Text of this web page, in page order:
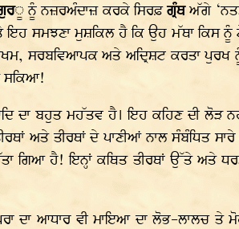
ੂ ਨੂੰ ਨਜ਼ਰਅੰਦਾਜ਼ ਕਰਕੇ ਸਿਰਫ਼ਗ੍ਰੰਥਅੱਗੇ
ਇਹ ਸਮਝਣਾ ਮੁਸ਼ਕਿਲ ਹੈ ਕਿ ਉਹ ਮੱਥਾ ਕਿਸ
ਸਰਬਵਿਆਪਕ ਅਤੇ ਅਦ੍ਰਿਸ਼ਟ ਕਰਤਾ ਪੁਰਖ
ਸਕਿਆ!
ਦਾ ਬਹੁਤ ਮਹੱਤਵ ਹੈ। ਇਹ ਕਹਿਣ ਦੀ ਲੋੜ
ਅਤੇ ਤੀਰਥਾਂ ਦੇ ਪਾਣੀਆਂ ਨਾਲ ਸੰਬੰਧਿਤ
ਗਿਆ ਹੈ! ਇਨ੍ਹਾਂ ਕਥਿਤ ਤੀਰਥਾਂ ਉੱਤੇ ਅਤੇ
ਦਾ ਆਧਾਰ ਵੀ ਮਾਇਆ ਦਾ ਲੋਭ-ਲਾਲਚ ਤੇ